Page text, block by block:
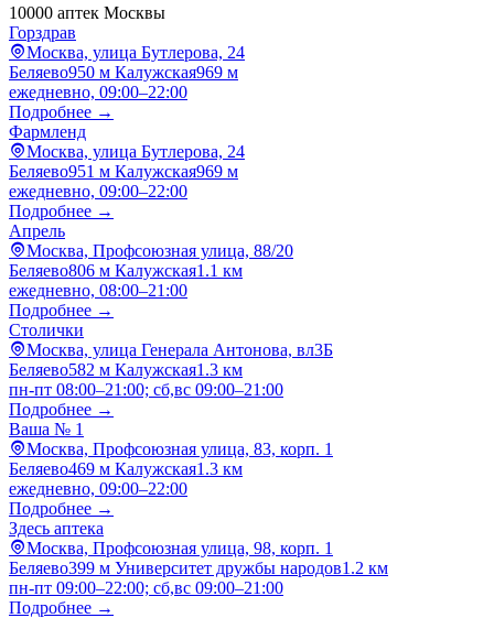
10000 аптек Москвы
Горздрав
Москва, улица Бутлерова, 24
Беляево950 м Калужская969 м
ежедневно, 09:00–22:00
Подробнее →
Фармленд
Москва, улица Бутлерова, 24
Беляево951 м Калужская969 м
ежедневно, 09:00–22:00
Подробнее →
Апрель
Москва, Профсоюзная улица, 88/20
Беляево806 м Калужская1.1 км
ежедневно, 08:00–21:00
Подробнее →
Столички
Москва, улица Генерала Антонова, вл3Б
Беляево582 м Калужская1.3 км
пн-пт 08:00–21:00; сб,вс 09:00–21:00
Подробнее →
Ваша № 1
Москва, Профсоюзная улица, 83, корп. 1
Беляево469 м Калужская1.3 км
ежедневно, 09:00–22:00
Подробнее →
Здесь аптека
Москва, Профсоюзная улица, 98, корп. 1
Беляево399 м Университет дружбы народов1.2 км
пн-пт 09:00–22:00; сб,вс 09:00–21:00
Подробнее →